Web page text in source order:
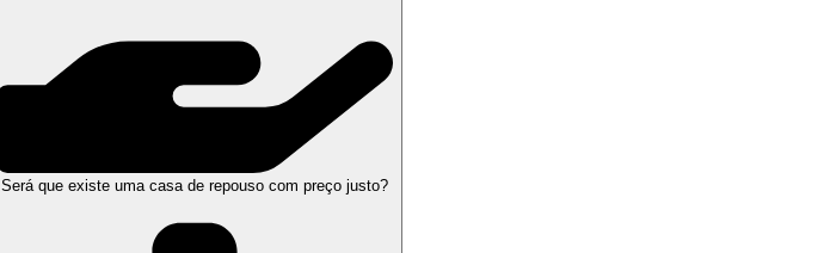
Será que existe uma casa de repouso com preço justo?